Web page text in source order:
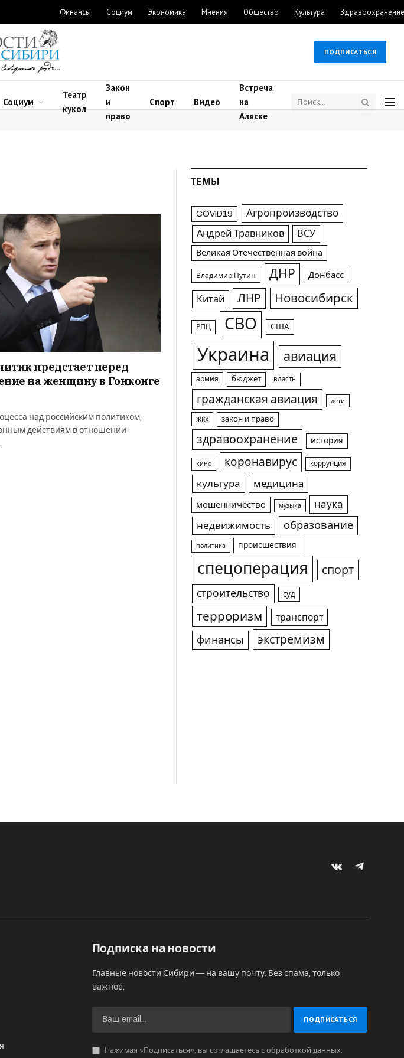
Финансы Социум Экономика Мнения Общество Культура Здравоохранение
ПОДПИСАТЬСЯ
Социум
Театр
кукол
Закон
и
право
Спорт Видео
Встреча
на
Аляске
предстает перед
на женщину в Гонконге
над российским политиком,
действиям в отношении
ТЕМЫ
COVID19 Агропроизводство
Андрей Травников ВСУ
Великая Отечественная война
Владимир Путин ДНР Донбасс
Китай ЛНР Новосибирск
РПЦ СВО США
Украина авиация
армия бюджет власть
гражданская авиация дети
жкх закон и право
здравоохранение история
кино коронавирус коррупция
культура медицина
мошенничество музыка
наука
недвижимость
образование
политика происшествия
спецоперация спорт
строительство суд
терроризм транспорт
финансы экстремизм
VKontakteTelegram
Подписка на новости
Главные новости Сибири — на вашу почту. Без спама, только
важное.
Нажимая «Подписаться», вы соглашаетесь с обработкой данных.